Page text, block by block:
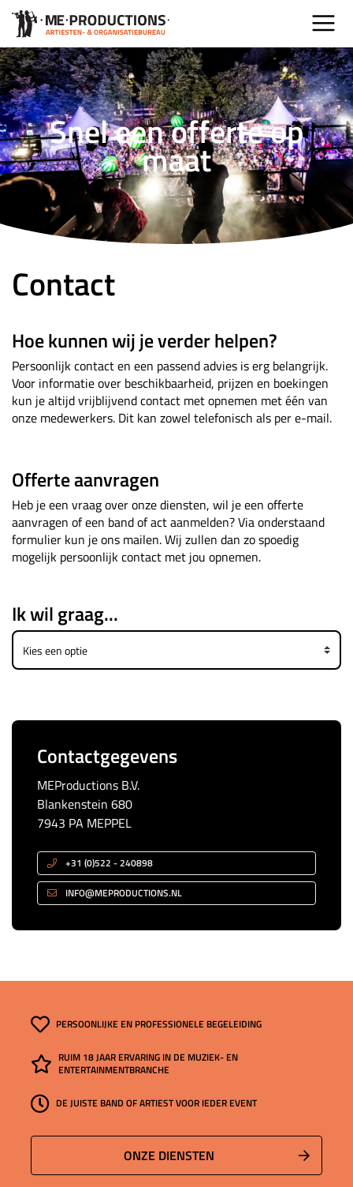
Snel een offerte op
maat
Contact
Hoe kunnen wij je verder helpen?
Persoonlijk contact en een passend advies is erg belangrijk.
Voor informatie over beschikbaarheid, prijzen en boekingen
kun je altijd vrijblijvend contact met opnemen met één van
onze medewerkers. Dit kan zowel telefonisch als per e-mail.
Offerte aanvragen
Heb je een vraag over onze diensten, wil je een offerte
aanvragen of een band of act aanmelden? Via onderstaand
formulier kun je ons mailen. Wij zullen dan zo spoedig
mogelijk persoonlijk contact met jou opnemen.
Ik wil graag...
Contactgegevens
MEProductions B.V.
Blankenstein 680
7943 PA MEPPEL
+31 (0)522 - 240898
INFO@MEPRODUCTIONS.NL
PERSOONLIJKE EN PROFESSIONELE BEGELEIDING
RUIM 18 JAAR ERVARING IN DE MUZIEK- EN
ENTERTAINMENTBRANCHE
DE JUISTE BAND OF ARTIEST VOOR IEDER EVENT
ONZE DIENSTEN